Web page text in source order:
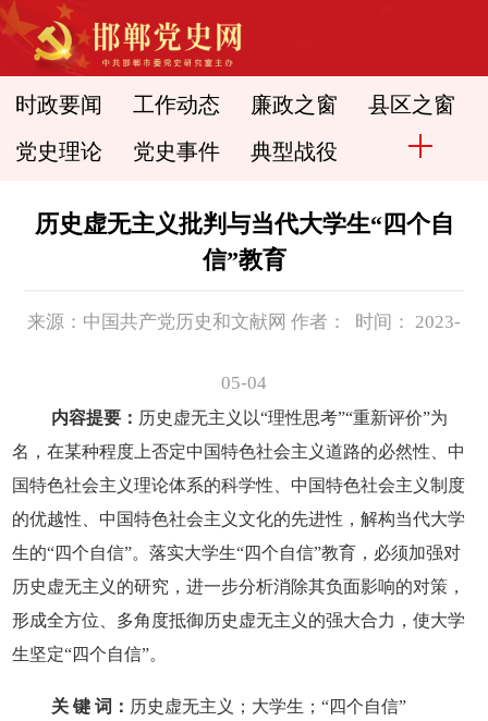
时政要闻 工作动态 廉政之窗 县区之窗
党史理论 党史事件 典型战役
历史虚无主义批判与当代大学生“四个自
信”教育
来源：中国共产党历史和文献网 作者： 时间： 2023-
05-04
内容提要： 历史虚无主义以“理性思考”“重新评价”为
名，在某种程度上否定中国特色社会主义道路的必然性、中
国特色社会主义理论体系的科学性、中国特色社会主义制度
的优越性、中国特色社会主义文化的先进性，解构当代大学
生的“四个自信”。落实大学生“四个自信”教育，必须加强对
历史虚无主义的研究，进一步分析消除其负面影响的对策，
形成全方位、多角度抵御历史虚无主义的强大合力，使大学
生坚定“四个自信”。
关 键 词： 历史虚无主义；大学生；“四个自信”